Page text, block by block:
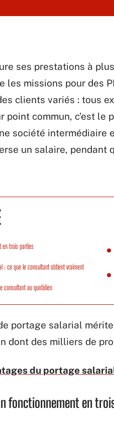
ses prestations à
les missions pour des
clients variés : tous
point commun, c’est
société intermédiaire
un salaire, pendant
en trois parties
: ce que le consultant obtient vraiment
consultant au quotidien
portage salarial mérite
dont des milliers de
du portage
fonctionnement en